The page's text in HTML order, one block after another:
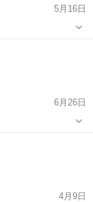
5月16日
6月26日
4月9日